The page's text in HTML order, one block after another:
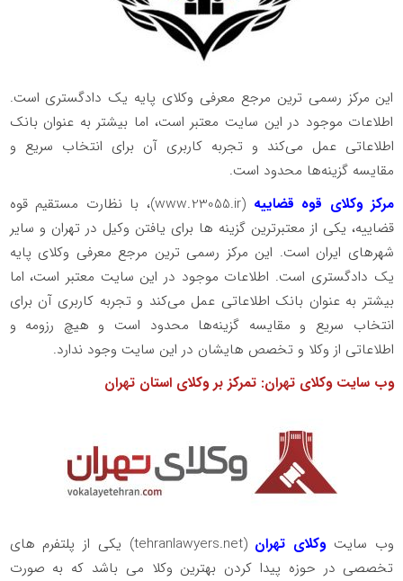
این مرکز رسمی ترین مرجع معرفی وکلای پایه یک دادگستری است.
اطلاعات موجود در این سایت معتبر است، اما بیشتر به عنوان بانک
اطلاعاتی عمل می‌کند و تجربه کاربری آن برای انتخاب سریع و
مقایسه گزینه‌ها محدود است.
مرکز وکلای قوه قضاییه (
www.23055.ir)، با نظارت مستقیم قوه
قضاییه، یکی از معتبرترین گزینه ها برای یافتن وکیل در تهران و سایر
شهرهای ایران است. این مرکز رسمی ترین مرجع معرفی وکلای پایه
یک دادگستری است. اطلاعات موجود در این سایت معتبر است، اما
بیشتر به عنوان بانک اطلاعاتی عمل می‌کند و تجربه کاربری آن برای
انتخاب سریع و مقایسه گزینه‌ها محدود است و هیچ رزومه و
اطلاعاتی از وکلا و تخصص هایشان در این سایت وجود ندارد.
وب سایت وکلای تهران: تمرکز بر وکلای استان تهران
وب سایت وکلای تهران (
tehranlawyers.net) یکی از پلتفرم های
تخصصی در حوزه پیدا کردن بهترین وکلا می باشد که به صورت